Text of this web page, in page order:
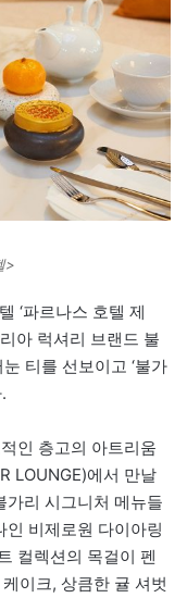
>
‘파르나스 호텔 제
아 럭셔리 브랜드 불
티를 선보이고 ‘불가
인 층고의 아트리움
LOUNGE)에서 만날
가리 시그니처 메뉴들
비제로원 다이아링
컬렉션의 목걸이 펜
이크, 상큼한 귤 셔벗